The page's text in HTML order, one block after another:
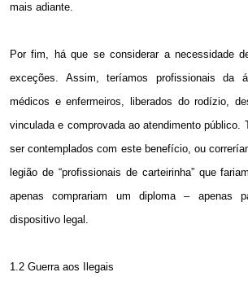
mais adiante.
Por fim, há que se considerar a necessidade
exceções. Assim, teríamos profissionais da
médicos e enfermeiros, liberados do rodízio,
vinculada e comprovada ao atendimento público.
ser contemplados com este benefício, ou
legião de “profissionais de carteirinha” que
apenas comprariam um diploma – apenas
dispositivo legal.
1.2 Guerra aos Ilegais